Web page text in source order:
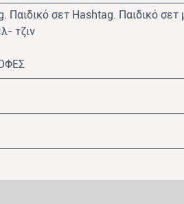
Παιδικό σετ Hashtag. Παιδικό
τζιν